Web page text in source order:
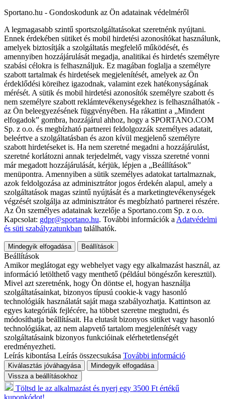
Sportano.hu - Gondoskodunk az Ön adatainak védelméről
A legmagasabb szintű sportszolgáltatásokat szeretnénk nyújtani.
Ennek érdekében sütiket és mobil hirdetési azonosítókat használunk,
amelyek biztosítják a szolgáltatás megfelelő működését, és
amennyiben hozzájárulását megadja, analitikai és hirdetés személyre
szabási célokra is felhasználjuk. Ez magában foglalja a személyre
szabott tartalmak és hirdetések megjelenítését, amelyek az Ön
érdeklődési köreihez igazodnak, valamint ezek hatékonyságának
mérését. A sütik és mobil hirdetési azonosítók személyre szabott és
nem személyre szabott reklámtevékenységekhez is felhasználhatók -
az Ön beleegyezésének függvényében. Ha rákattint a „Mindent
elfogadok” gombra, hozzájárul ahhoz, hogy a SPORTANO.COM
Sp. z o.o. és megbízható partnerei feldolgozzák személyes adatait,
beleértve a szolgáltatásban és azon kívül megjelenő személyre
szabott hirdetéseket is. Ha nem szeretné megadni a hozzájárulást,
szeretné korlátozni annak terjedelmét, vagy vissza szeretné vonni
már megadott hozzájárulását, kérjük, lépjen a „Beállítások”
menüpontra. Amennyiben a sütik személyes adatokat tartalmaznak,
azok feldolgozása az adminisztrátor jogos érdekén alapul, amely a
szolgáltatások magas szintű nyújtását és a marketingtevékenységek
végzését szolgálja az adminisztrátor és megbízható partnerei részére.
Az Ön személyes adatainak kezelője a Sportano.com Sp. z o.o.
Kapcsolat: gdpr@sportano.hu. További információk a Adatvédelmi
és süti szabályzatunkban találhatók.
Mindegyik elfogadása Beállítások
Beállítások
Amikor meglátogat egy webhelyet vagy egy alkalmazást használ, az
információ letölthető vagy menthető (például böngészőn keresztül).
Mivel azt szeretnénk, hogy Ön döntse el, hogyan használja
szolgáltatásainkat, bizonyos típusú cookie-k vagy hasonló
technológiák használatát saját maga szabályozhatja. Kattintson az
egyes kategóriák fejlécére, ha többet szeretne megtudni, és
módosíthatja beállításait. Ha elutasít bizonyos sütiket vagy hasonló
technológiákat, az nem alapvető tartalom megjelenítését vagy
szolgáltatásaink bizonyos funkcióinak elérhetetlenségét
eredményezheti.
Leírás kibontása Leírás összecsukása További információ
Kiválasztás jóváhagyása
Mindegyik elfogadása
Vissza a beállításokhoz
Töltsd le az alkalmazást és nyerj egy 3500 Ft értékű
kuponkódot!